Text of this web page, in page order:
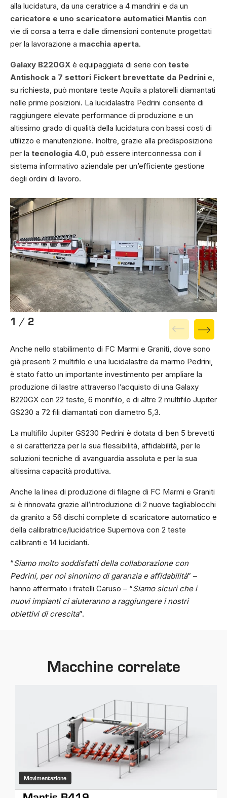
alla lucidatura, da una ceratrice a 4 mandrini e da un
caricatore e uno scaricatore automatici Mantis con
vie di corsa a terra e dalle dimensioni contenute progettati
per la lavorazione a macchia aperta.
Galaxy B220GX è equipaggiata di serie con teste
Antishock a 7 settori Fickert brevettate da Pedrini e,
su richiesta, può montare teste Aquila a platorelli diamantati
nelle prime posizioni. La lucidalastre Pedrini consente di
raggiungere elevate performance di produzione e un
altissimo grado di qualità della lucidatura con bassi costi di
utilizzo e manutenzione. Inoltre, grazie alla predisposizione
per la tecnologia 4.0, può essere interconnessa con il
sistema informativo aziendale per un’efficiente gestione
degli ordini di lavoro.
1 / 2
Anche nello stabilimento di FC Marmi e Graniti, dove sono
già presenti 2 multifilo e una lucidalastre da marmo Pedrini,
è stato fatto un importante investimento per ampliare la
produzione di lastre attraverso l’acquisto di una Galaxy
B220GX con 22 teste, 6 monifilo, e di altre 2 multifilo Jupiter
GS230 a 72 fili diamantati con diametro 5,3.
La multifilo Jupiter GS230 Pedrini è dotata di ben 5 brevetti
e si caratterizza per la sua flessibilità, affidabilità, per le
soluzioni tecniche di avanguardia assoluta e per la sua
altissima capacità produttiva.
Anche la linea di produzione di filagne di FC Marmi e Graniti
si è rinnovata grazie all’introduzione di 2 nuove tagliablocchi
da granito a 56 dischi complete di scaricatore automatico e
della calibratrice/lucidatrice Supernova con 2 teste
calibranti e 14 lucidanti.
“Siamo molto soddisfatti della collaborazione con
Pedrini, per noi sinonimo di garanzia e affidabilità” –
hanno affermato i fratelli Caruso – “Siamo sicuri che i
nuovi impianti ci aiuteranno a raggiungere i nostri
obiettivi di crescita”.
Macchine correlate
Taglio
Taglio
M585
Lucidatura e finitura
Lucidatura e finitura
Movimentazione